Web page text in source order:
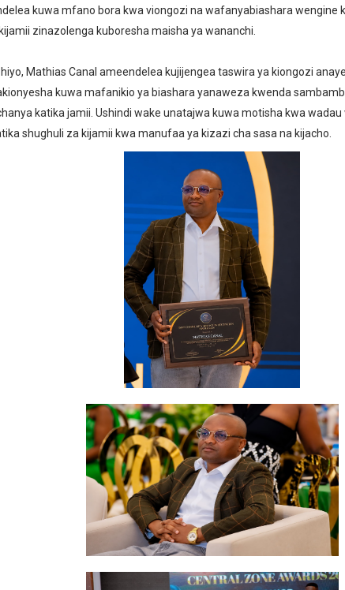
kuwa mfano bora kwa viongozi na wafanyabiashara wengine
zinazolenga kuboresha maisha ya wananchi.
Mathias Canal ameendelea kujijengea taswira ya kiongozi
kuwa mafanikio ya biashara yanaweza kwenda
katika jamii. Ushindi wake unatajwa kuwa motisha kwa
shughuli za kijamii kwa manufaa ya kizazi cha sasa na kijacho.